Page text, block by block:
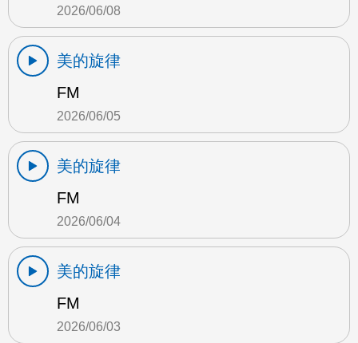
2026/06/08
美的旋律
FM
2026/06/05
美的旋律
FM
2026/06/04
美的旋律
FM
2026/06/03